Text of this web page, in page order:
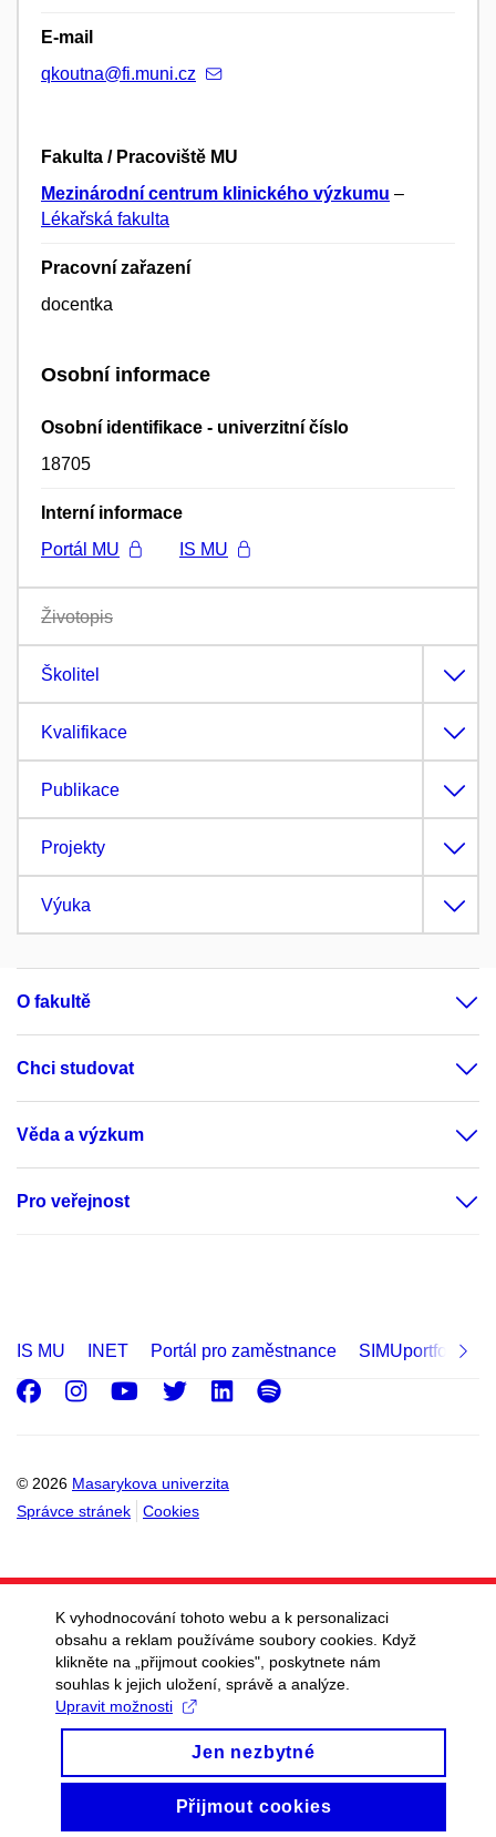
E-mail
qkoutna@fi.muni.cz
Fakulta / Pracoviště MU
Mezinárodní centrum klinického výzkumu –
Lékařská fakulta
Pracovní zařazení
docentka
Osobní informace
Osobní identifikace - univerzitní číslo
18705
Interní informace
Portál MU
IS MU
Životopis
Školitel
Kvalifikace
Publikace
Projekty
Výuka
O fakultě
Chci studovat
Věda a výzkum
Pro veřejnost
IS MU INET Portál pro zaměstnance SIMUportfolio
© 2026 Masarykova univerzita
Správce stránek
Cookies
Facebook
Instagram
Youtube
Twitter
LinkedIn
Spotify
K vyhodnocování tohoto webu a k personalizaci
obsahu a reklam používáme soubory cookies. Když
klikněte na „přijmout cookies", poskytnete nám
souhlas k jejich uložení, správě a analýze.
Upravit možnosti
Jen nezbytné
Přijmout cookies